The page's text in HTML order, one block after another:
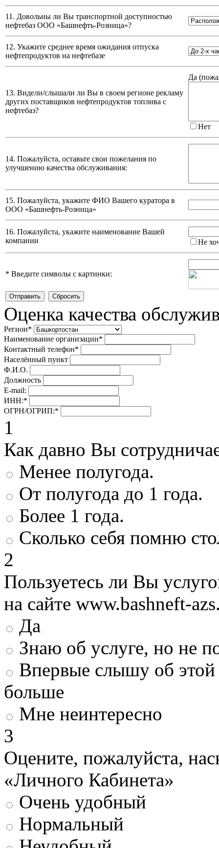
11. Довольны ли Вы транспортной доступностью
нефтебаз ООО «Башнефть-Розница»?
12. Укажите среднее время ожидания отпуска
нефтепродуктов на нефтебазе
13. Видели/слышали ли Вы в своем регионе рекламу
других поставщиков нефтепродуктов топлива с
нефтебаз?
Да (
Нет
14. Пожалуйста, оставьте свои пожелания по
улучшению качества обслуживания:
15. Пожалуйста, укажите ФИО Вашего куратора в
ООО «Башнефть-Розница»
16. Пожалуйста, укажите наименование Вашей
компании
Не
* Введите символы с картинки:
Оценка качества
Регион*
Наименование организации*
Контактный телефон*
Населённый пункт
Ф.И.О.
Должность
E-mail:
ИНН:*
ОГРН/ОГРИП:*
1
Как давно Вы
Менее полугода.
От полугода до 1 года.
Более 1 года.
Сколько себя помню
2
Пользуетесь ли Вы
на сайте www.bashneft-
Да
Знаю об услуге, но не
Впервые слышу об этой
больше
Мне неинтересно
3
Оцените, пожалуйста,
«Личного Кабинета»
Очень удобный
Нормальный